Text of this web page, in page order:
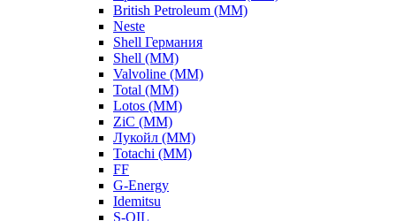
British Petroleum (ММ)
Neste
Shell Германия
Shell (ММ)
Valvoline (ММ)
Total (ММ)
Lotos (ММ)
ZiC (ММ)
Лукойл (ММ)
Totachi (MM)
FF
G-Energy
Idemitsu
S-OIL